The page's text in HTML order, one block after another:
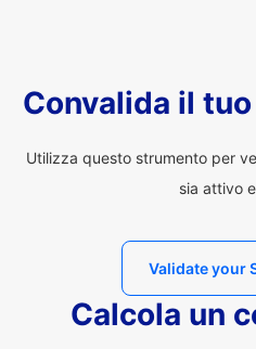
Convalida il
Utilizza questo strumento per
sia attivo
Validate your
Calcola un